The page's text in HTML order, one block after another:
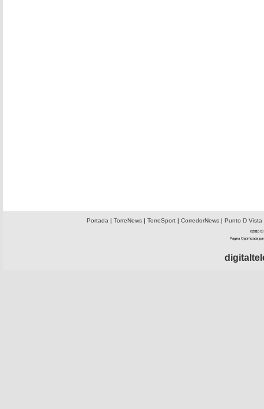
Portada | TorreNews| TorreSport| CorredorNews| Punto D Vista
©2010 El
Página Optimizada